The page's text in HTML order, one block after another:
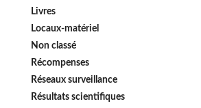
Livres
Locaux-matériel
Non classé
Récompenses
Réseaux surveillance
Résultats scientifiques